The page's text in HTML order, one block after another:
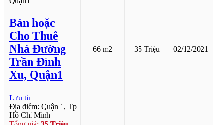
Bán hoặc
Cho Thuê
Nhà Đường
Trần Đình
Xu, Quận1
Lưu tin
Địa điểm: Quận 1, Tp
Hồ Chí Minh
66 m2 35 Triệu 02/12/2021